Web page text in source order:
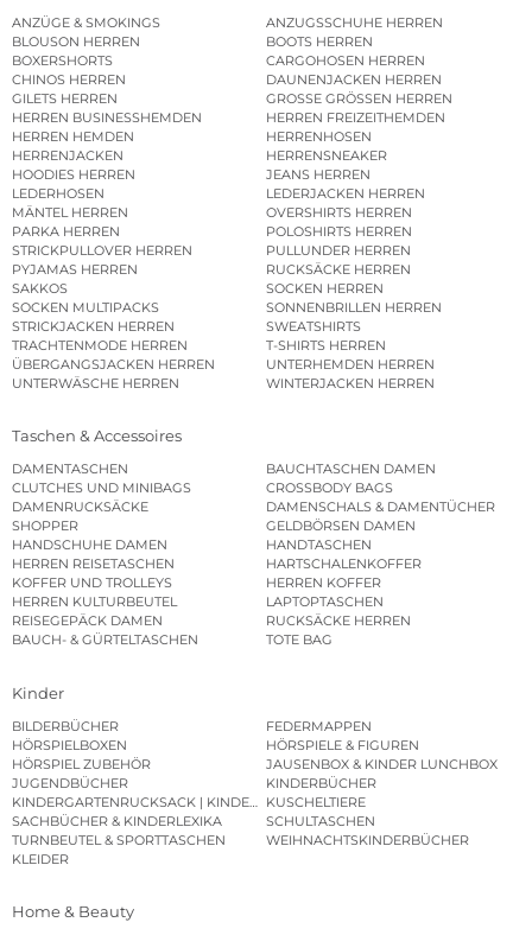
ANZÜGE & SMOKINGS
ANZUGSSCHUHE HERREN
BLOUSON HERREN
BOOTS HERREN
BOXERSHORTS
CARGOHOSEN HERREN
CHINOS HERREN
DAUNENJACKEN HERREN
GILETS HERREN
GROSSE GRÖSSEN HERREN
HERREN BUSINESSHEMDEN
HERREN FREIZEITHEMDEN
HERREN HEMDEN
HERRENHOSEN
HERRENJACKEN
HERRENSNEAKER
HOODIES HERREN
JEANS HERREN
LEDERHOSEN
LEDERJACKEN HERREN
MÄNTEL HERREN
OVERSHIRTS HERREN
PARKA HERREN
POLOSHIRTS HERREN
STRICKPULLOVER HERREN
PULLUNDER HERREN
PYJAMAS HERREN
RUCKSÄCKE HERREN
SAKKOS
SOCKEN HERREN
SOCKEN MULTIPACKS
SONNENBRILLEN HERREN
STRICKJACKEN HERREN
SWEATSHIRTS
TRACHTENMODE HERREN
T-SHIRTS HERREN
ÜBERGANGSJACKEN HERREN
UNTERHEMDEN HERREN
UNTERWÄSCHE HERREN
WINTERJACKEN HERREN
Taschen & Accessoires
DAMENTASCHEN
BAUCHTASCHEN DAMEN
CLUTCHES UND MINIBAGS
CROSSBODY BAGS
DAMENRUCKSÄCKE
DAMENSCHALS & DAMENTÜCHER
SHOPPER
GELDBÖRSEN DAMEN
HANDSCHUHE DAMEN
HANDTASCHEN
HERREN REISETASCHEN
HARTSCHALENKOFFER
KOFFER UND TROLLEYS
HERREN KOFFER
HERREN KULTURBEUTEL
LAPTOPTASCHEN
REISEGEPÄCK DAMEN
RUCKSÄCKE HERREN
BAUCH- & GÜRTELTASCHEN
TOTE BAG
Kinder
BILDERBÜCHER
FEDERMAPPEN
HÖRSPIELBOXEN
HÖRSPIELE & FIGUREN
HÖRSPIEL ZUBEHÖR
JAUSENBOX & KINDER LUNCHBOX
JUGENDBÜCHER
KINDERBÜCHER
KINDERGARTENRUCKSACK | KINDERGARTENBEUTEL
KUSCHELTIERE
SACHBÜCHER & KINDERLEXIKA
SCHULTASCHEN
TURNBEUTEL & SPORTTASCHEN
WEIHNACHTSKINDERBÜCHER
KLEIDER
Home & Beauty